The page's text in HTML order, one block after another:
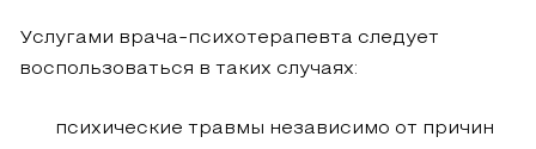
Услугами врача-психотерапевта следует
воспользоваться в таких случаях:
психические травмы независимо от причин